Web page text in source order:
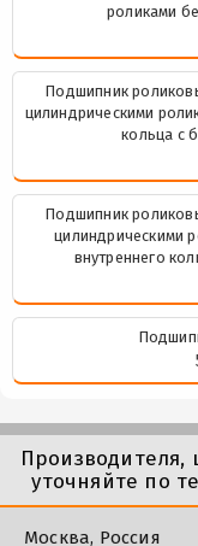
роликами
Подшипник
цилиндрическими
кольца с
Подшипник
цилиндрическими
внутреннего
уточняйте по
Москва, Россия